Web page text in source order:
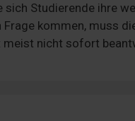
Studierende ihre
kommen, muss
meist nicht sofort